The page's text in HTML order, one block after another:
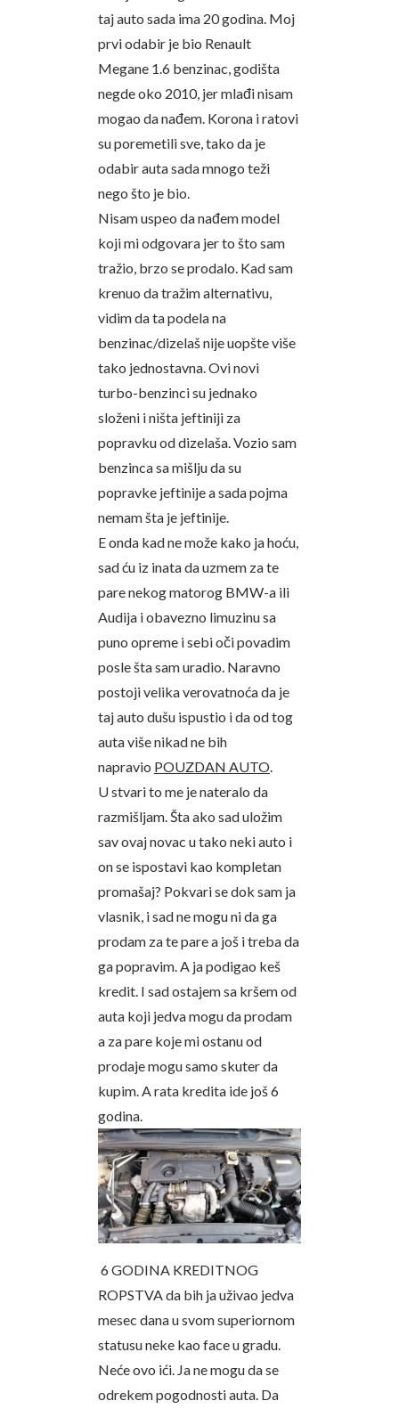
taj auto sada ima 20 godina. Moj
prvi odabir je bio Renault
Megane 1.6 benzinac, godišta
negde oko 2010, jer mlađi nisam
mogao da nađem. Korona i ratovi
su poremetili sve, tako da je
odabir auta sada mnogo teži
nego što je bio.
Nisam uspeo da nađem model
koji mi odgovara jer to što sam
tražio, brzo se prodalo. Kad sam
krenuo da tražim alternativu,
vidim da ta podela na
benzinac/dizelaš nije uopšte više
tako jednostavna. Ovi novi
turbo-benzinci su jednako
složeni i ništa jeftiniji za
popravku od dizelaša. Vozio sam
benzinca sa mišlju da su
popravke jeftinije a sada pojma
nemam šta je jeftinije.
E onda kad ne može kako ja hoću,
sad ću iz inata da uzmem za te
pare nekog matorog BMW-a ili
Audija i obavezno limuzinu sa
puno opreme i sebi oči povadim
posle šta sam uradio. Naravno
postoji velika verovatnoća da je
taj auto dušu ispustio i da od tog
auta više nikad ne bih
napravio POUZDAN AUTO.
U stvari to me je nateralo da
razmišljam. Šta ako sad uložim
sav ovaj novac u tako neki auto i
on se ispostavi kao kompletan
promašaj? Pokvari se dok sam ja
vlasnik, i sad ne mogu ni da ga
prodam za te pare a još i treba da
ga popravim. A ja podigao keš
kredit. I sad ostajem sa kršem od
auta koji jedva mogu da prodam
a za pare koje mi ostanu od
prodaje mogu samo skuter da
kupim. A rata kredita ide još 6
godina.
6 GODINA KREDITNOG
ROPSTVA da bih ja uživao jedva
mesec dana u svom superiornom
statusu neke kao face u gradu.
Neće ovo ići. Ja ne mogu da se
odrekem pogodnosti auta. Da